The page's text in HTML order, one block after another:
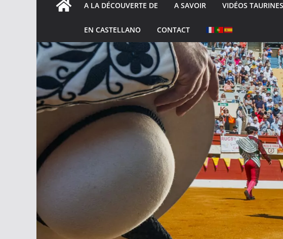
A LA DÉCOUVERTE DE A SAVOIR VIDÉOS TAURINES
EN CASTELLANO CONTACT